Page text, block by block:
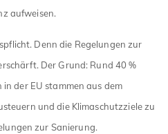
aufweisen.
Denn die Regelungen zur
Der Grund: Rund 40 %
der EU stammen aus dem
und die Klimaschutzziele zu
zur Sanierung.